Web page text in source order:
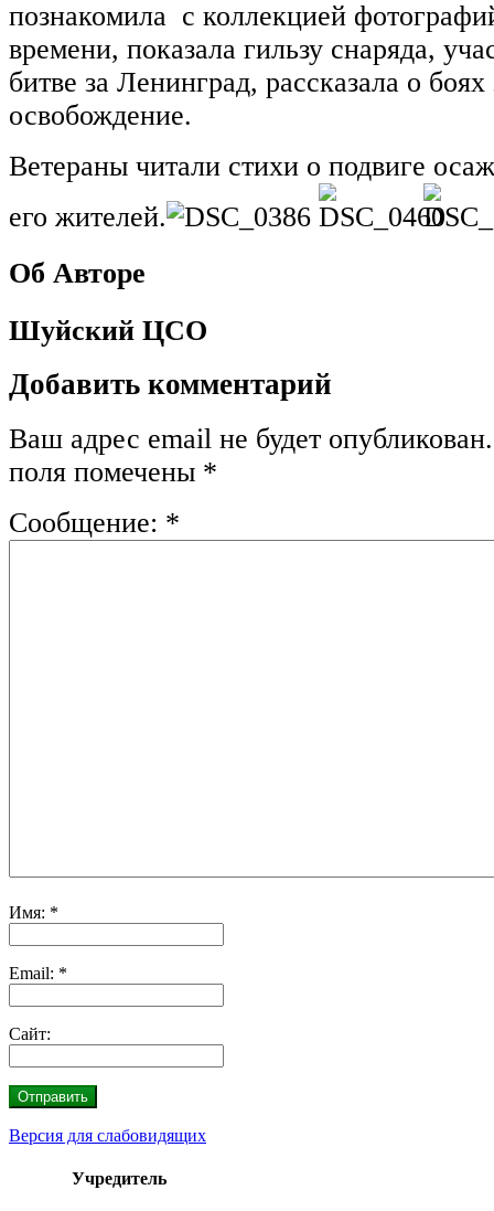
познакомила с коллекцией
времени, показала гильзу снаряда,
битве за Ленинград, рассказала о боях
освобождение.
Ветераны читали стихи о подвиге
его жителей.
Об Авторе
Шуйский ЦСО
Добавить комментарий
Ваш адрес email не будет опубликован.
поля помечены *
Сообщение: *
Имя: *
Email: *
Сайт:
Версия для слабовидящих
Учредитель